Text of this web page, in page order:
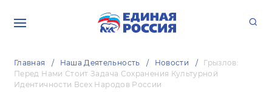
Главная Наша Деятельность Новости
Грызлов:
Перед Нами Стоит Задача Сохранения Культурной
Идентичности Всех Народов России